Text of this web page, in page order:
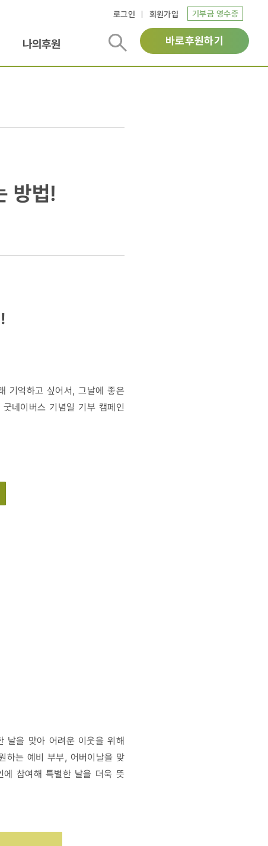
로그인 회원가입 기부금 영수증
나의후원 바로후원하기
방법!
기억하고 싶어서, 그날에 좋은
네이버스 기념일 기부 캠페인
날을 맞아 어려운 이웃을 위해
하는 예비 부부, 어버이날을 맞
에 참여해 특별한 날을 더욱 뜻